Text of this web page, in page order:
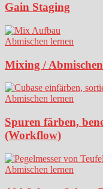
Gain Staging
Abmischen lernen
Mixing /
Abmischen lernen
Spuren färben,
(Workflow)
Abmischen lernen